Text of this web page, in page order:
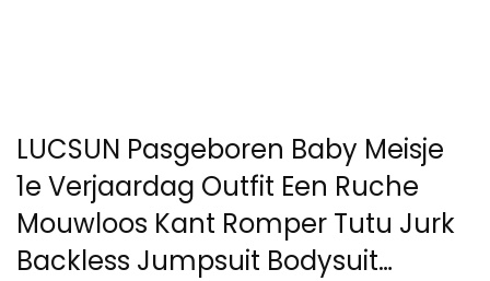
LUCSUN Pasgeboren Baby Meisje
1e Verjaardag Outfit Een Ruche
Mouwloos Kant Romper Tutu Jurk
Backless Jumpsuit Bodysuit…